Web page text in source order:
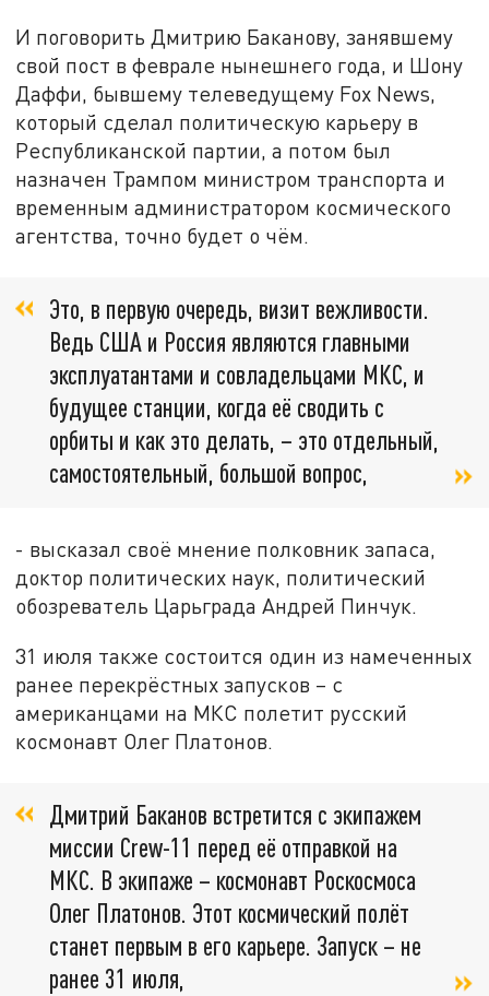
И поговорить Дмитрию Баканову, занявшему
свой пост в феврале нынешнего года, и Шону
Даффи, бывшему телеведущему Fox News,
который сделал политическую карьеру в
Республиканской партии, а потом был
назначен Трампом министром транспорта и
временным администратором космического
агентства, точно будет о чём.
Это, в первую очередь, визит вежливости.
Ведь США и Россия являются главными
эксплуатантами и совладельцами МКС, и
будущее станции, когда её сводить с
орбиты и как это делать, – это отдельный,
самостоятельный, большой вопрос,
- высказал своё мнение полковник запаса,
доктор политических наук, политический
обозреватель Царьграда Андрей Пинчук.
31 июля также состоится один из намеченных
ранее перекрёстных запусков – с
американцами на МКС полетит русский
космонавт Олег Платонов.
Дмитрий Баканов встретится с экипажем
миссии Crew-11 перед её отправкой на
МКС. В экипаже – космонавт Роскосмоса
Олег Платонов. Этот космический полёт
станет первым в его карьере. Запуск – не
ранее 31 июля,